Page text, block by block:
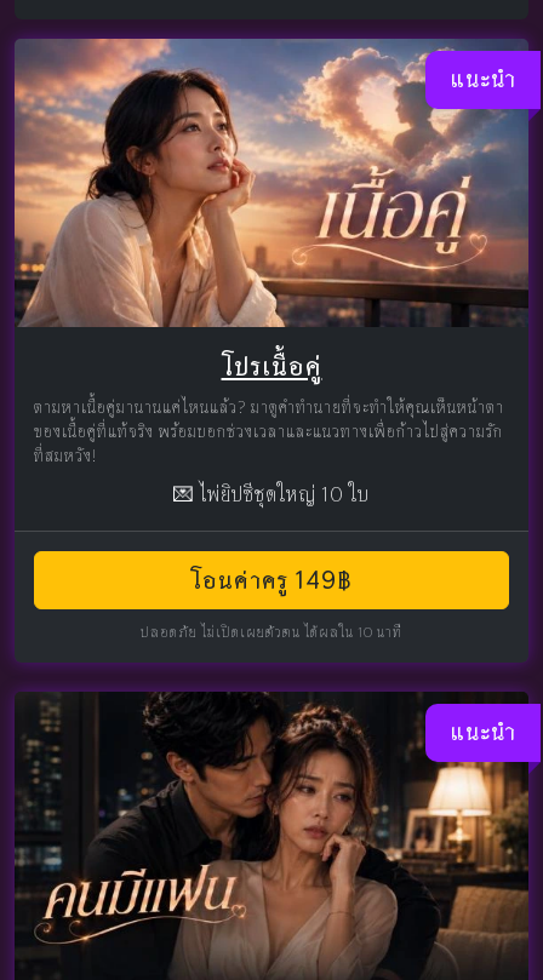
แนะนำ
โปรเนื้อคู่
ตามหาเนื้อคู่มานานแค่ไหนแล้ว? มาดูคำทำนายที่จะทำให้คุณเห็นหน้าตา
ของเนื้อคู่ที่แท้จริง พร้อมบอกช่วงเวลาและแนวทางเพื่อก้าวไปสู่ความรัก
ที่สมหวัง!
💌 ไพ่ยิปซีชุดใหญ่ 10 ใบ
โอนค่าครู 149฿
ปลอดภัย ไม่เปิดเผยตัวตน ได้ผลใน 10 นาที
แนะนำ